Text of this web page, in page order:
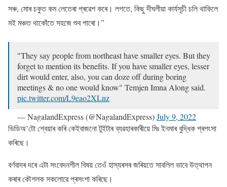
সৰু, মোৰ চকুত কম লেতেৰা প্ৰৱেশ কৰে। লগতে, কিছু দীঘলীয়া কাৰ্যসূচী চলি থাকিলে
মই মঞ্চত থাকোঁতে সহজে শুব পাৰো।”
"They say people from northeast have smaller eyes. But they
forget to mention its benefits. If you have smaller eyes, lesser
dirt would enter, also, you can doze off during boring
meetings & no one would know" Temjen Imna Along said.
pic.twitter.com/L9eao2XLnz
— NagalandExpress (@NagalandExpress)July 9, 2022
ভিডিঅ’টো শ্বেয়াৰ কৰি কেইবাজনো টুইটাৰ ব্যৱহাৰকাৰীয়ে মিঃ ইনমাৰ বুদ্ধিক প্ৰশংসা
কৰিছে।
বৰ্ণবাদৰ দৰে এটা সংবেদনশীল বিষয় তেওঁ হাস্যৰসৰ জৰিয়তে সাবলিল ভাবে উত্থাপন
কৰাৰ কৌশলক সকলোৱে প্ৰসংশা ‌কৰিছে।